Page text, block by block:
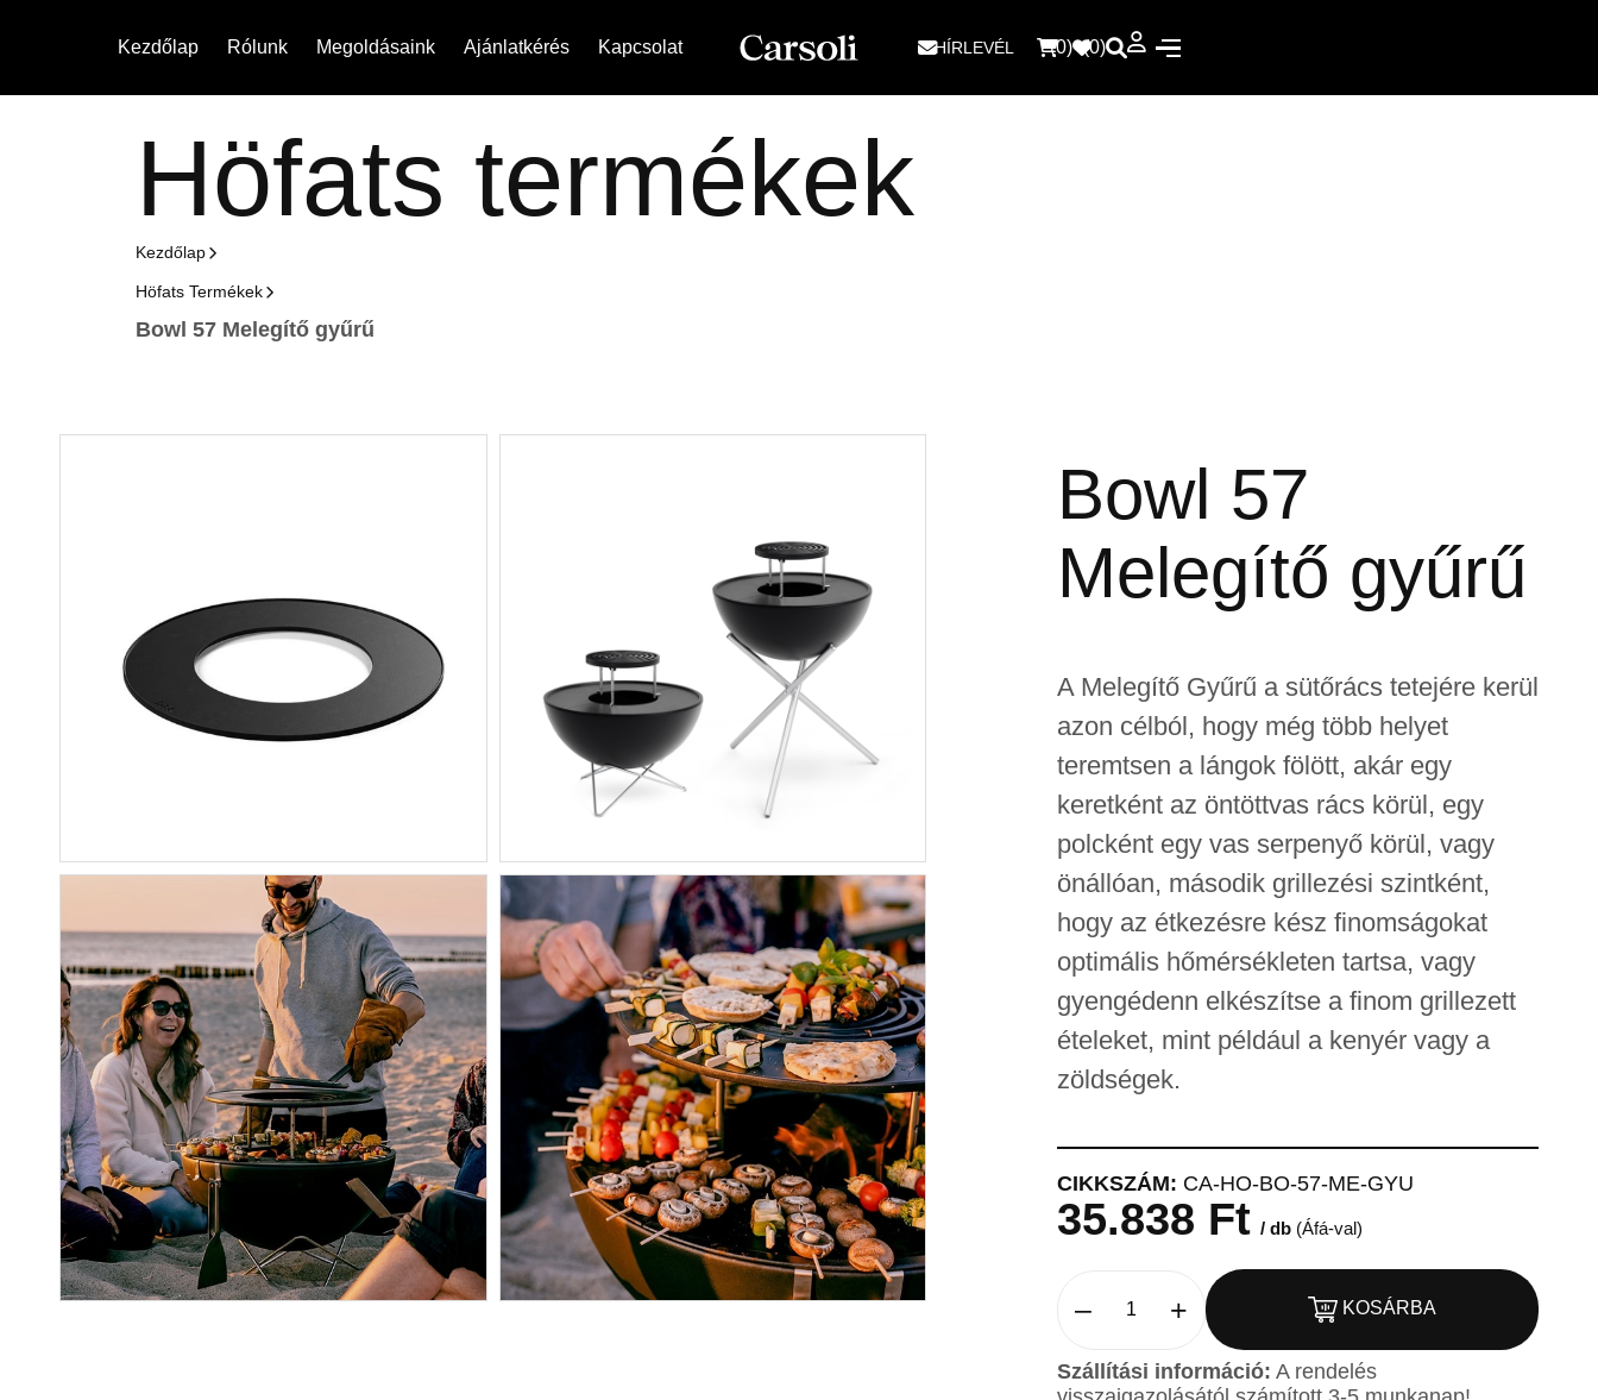
Kezdőlap Rólunk Megoldásaink Ajánlatkérés Kapcsolat HÍRLEVÉL (0) (0)
Höfats termékek
Kezdőlap
Höfats Termékek
Bowl 57 Melegítő gyűrű
Bowl 57
Melegítő gyűrű
A Melegítő Gyűrű a sütőrács tetejére kerül
azon célból, hogy még több helyet
teremtsen a lángok fölött, akár egy
keretként az öntöttvas rács körül, egy
polcként egy vas serpenyő körül, vagy
önállóan, második grillezési szintként,
hogy az étkezésre kész finomságokat
optimális hőmérsékleten tartsa, vagy
gyengédenn elkészítse a finom grillezett
ételeket, mint például a kenyér vagy a
zöldségek.
CIKKSZÁM: CA-HO-BO-57-ME-GYU
35.838 Ft / db (Áfá-val)
– + KOSÁRBA
Szállítási információ: A rendelés